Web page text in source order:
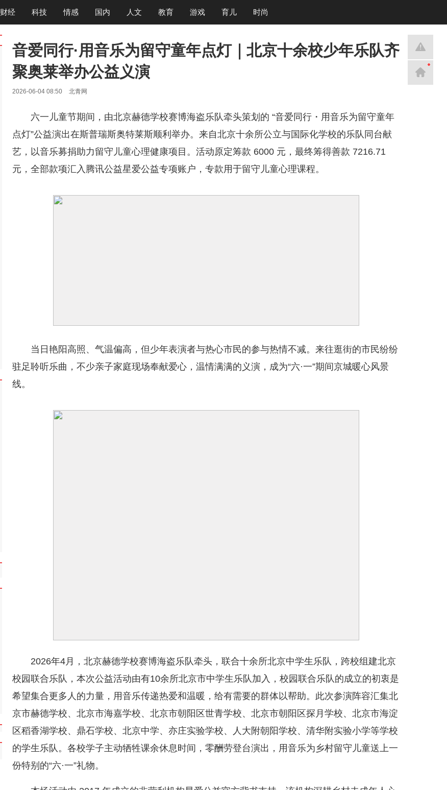
财经 科技 情感 国内 人文 教育 游戏 育儿 时尚
音爱同行·用音乐为留守童年点灯｜北京十余校少年乐队齐
聚奥莱举办公益义演
2026-06-04 08:50 北青网
六一儿童节期间，由北京赫德学校赛博海盗乐队牵头策划的 “音爱同行・用音乐为留守童年
点灯”公益演出在斯普瑞斯奥特莱斯顺利举办。来自北京十余所公立与国际化学校的乐队同台献
艺，以音乐募捐助力留守儿童心理健康项目。活动原定筹款 6000 元，最终筹得善款 7216.71
元，全部款项汇入腾讯公益星爱公益专项账户，专款用于留守儿童心理课程。
当日艳阳高照、气温偏高，但少年表演者与热心市民的参与热情不减。来往逛街的市民纷纷
驻足聆听乐曲，不少亲子家庭现场奉献爱心，温情满满的义演，成为“六·一”期间京城暖心风景
线。
2026年4月，北京赫德学校赛博海盗乐队牵头，联合十余所北京中学生乐队，跨校组建北京
校园联合乐队，本次公益活动由有10余所北京市中学生乐队加入，校园联合乐队的成立的初衷是
希望集合更多人的力量，用音乐传递热爱和温暖，给有需要的群体以帮助。此次参演阵容汇集北
京市赫德学校、北京市海嘉学校、北京市朝阳区世青学校、北京市朝阳区探月学校、北京市海淀
区稻香湖学校、鼎石学校、北京中学、亦庄实验学校、人大附朝阳学校、清华附实验小学等学校
的学生乐队。各校学子主动牺牲课余休息时间，零酬劳登台演出，用音乐为乡村留守儿童送上一
份特别的“六·一”礼物。
精 选
《江海潮生》导演王伟民走进人艺，见
精 选
“秋天的第一场抢票”和演唱会一起来
点薛之谦、十个勤天奥体开唱